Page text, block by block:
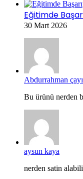
Eğitimde
30 Mart 2026
Abdurrahman
Bu ürünü nerden
aysun kaya
nerden satin